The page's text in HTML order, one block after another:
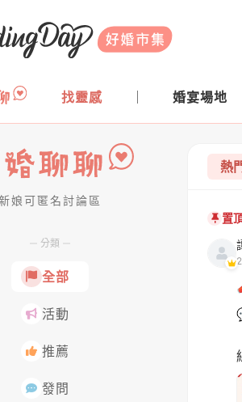
好婚市集
找靈感 婚宴場地
聊
娘可匿名討論區
分類
全部
活動
推薦
發問
全
熱
置